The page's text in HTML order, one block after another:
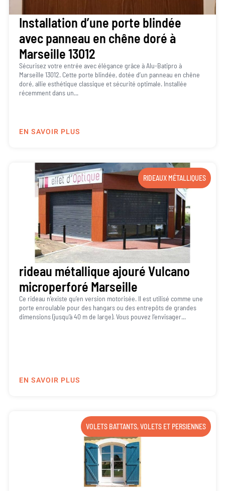
Installation d’une porte blindée
avec panneau en chêne doré à
Marseille 13012
Sécurisez votre entrée avec élégance grâce à Alu-Batipro à
Marseille 13012. Cette porte blindée, dotée d’un panneau en chêne
doré, allie esthétique classique et sécurité optimale. Installée
récemment dans un...
EN SAVOIR PLUS
RIDEAUX MÉTALLIQUES
rideau métallique ajouré Vulcano
microperforé Marseille
Ce rideau n’existe qu’en version motorisée. Il est utilisé comme une
porte enroulable pour des hangars ou des entrepôts de grandes
dimensions (jusqu’à 40 m de large). Vous pouvez l’envisager...
EN SAVOIR PLUS
VOLETS BATTANTS,VOLETS ET PERSIENNES